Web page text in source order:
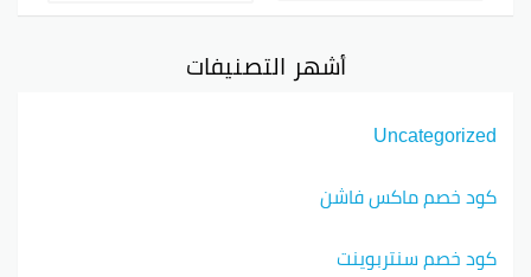
أشهر التصنيفات
Uncategorized
كود خصم ماكس فاشن
كود خصم سنتربوينت